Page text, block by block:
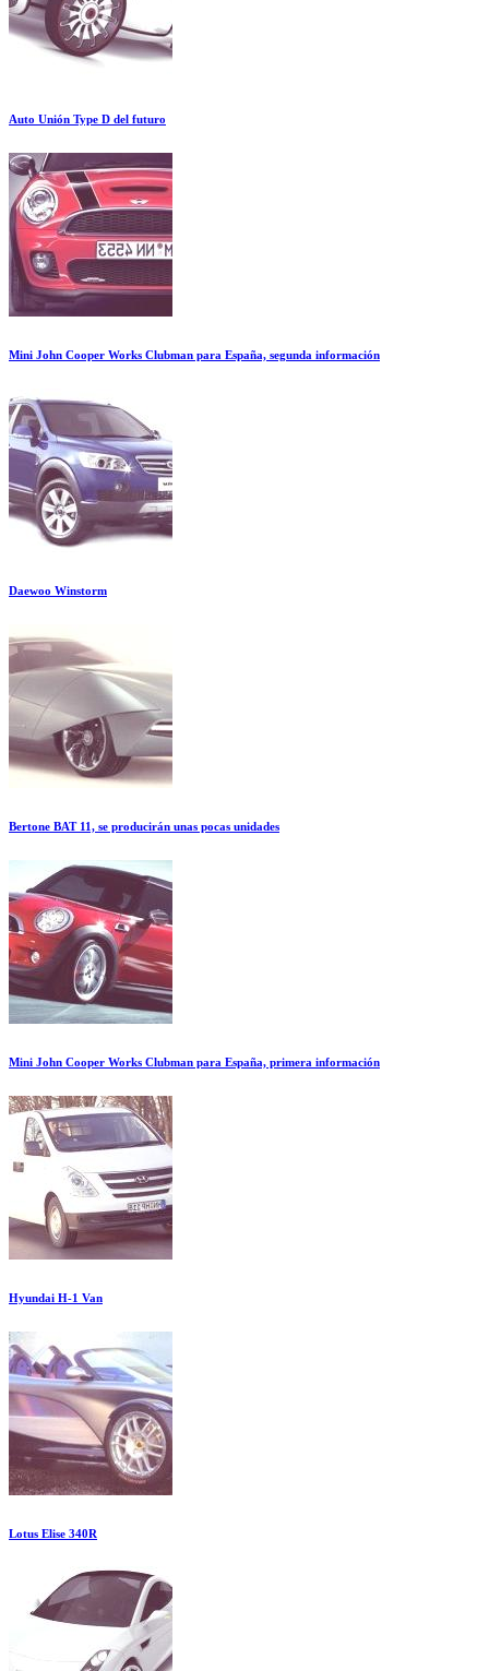
Auto Unión Type D del futuro
Mini John Cooper Works Clubman para España, segunda información
Daewoo Winstorm
Bertone BAT 11, se producirán unas pocas unidades
Mini John Cooper Works Clubman para España, primera información
Hyundai H-1 Van
Lotus Elise 340R